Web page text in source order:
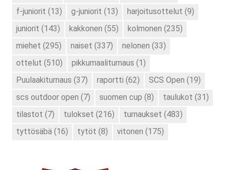
f-juniorit (13) g-juniorit (13) harjoitusottelut (9)
juniorit (143) kakkonen (55) kolmonen (235)
miehet (295) naiset (337) nelonen (33)
ottelut (510) pikkumaaliturnaus (1)
Puulaakiturnaus (37) raportti (62) SCS Open (19)
scs outdoor open (7) suomen cup (8) taulukot (31)
tilastot (7) tulokset (216) turnaukset (483)
tyttösäbä (16) tytöt (8) vitonen (175)